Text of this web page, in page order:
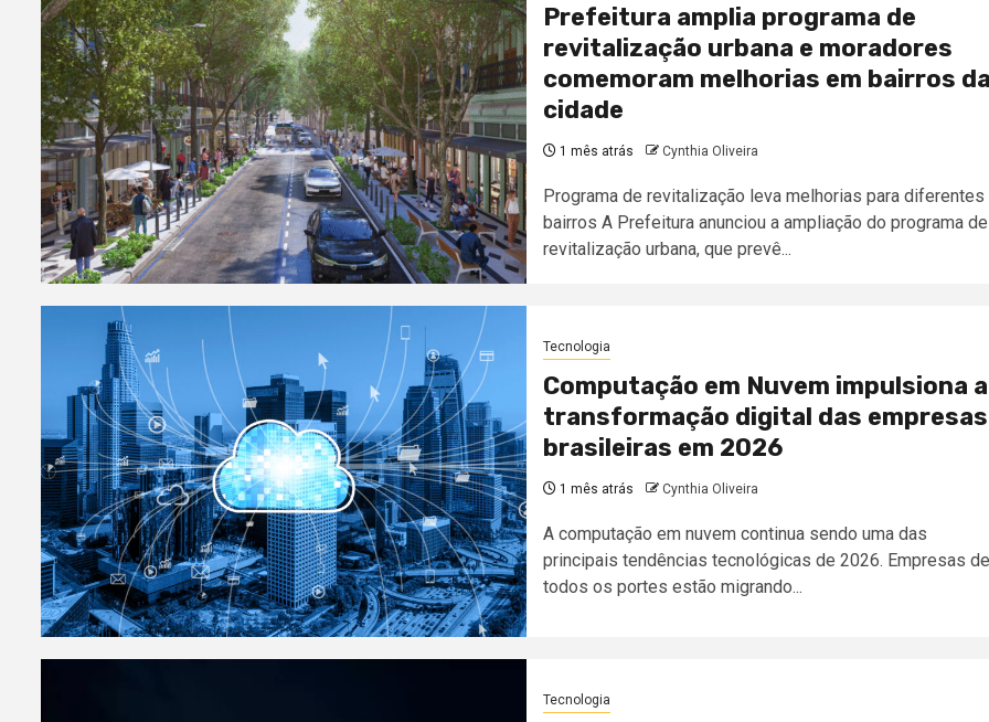
Prefeitura amplia programa de
revitalização urbana e moradores
comemoram melhorias em bairros
cidade
1 mês atrás Cynthia Oliveira
Programa de revitalização leva melhorias para diferentes
bairros A Prefeitura anunciou a ampliação do programa de
revitalização urbana, que prevê...
Tecnologia
Computação em Nuvem impulsiona a
transformação digital das empresas
brasileiras em 2026
1 mês atrás Cynthia Oliveira
A computação em nuvem continua sendo uma das
principais tendências tecnológicas de 2026. Empresas de
todos os portes estão migrando...
Tecnologia